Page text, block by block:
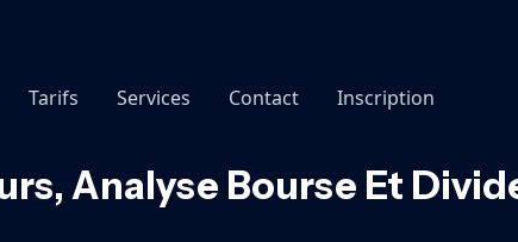
Tarifs Services Contact Inscription
Analyse Bourse Et